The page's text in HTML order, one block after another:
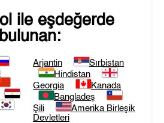
ile eşdeğerde
bulunan:
Arjantin
Sırbistan
Hindistan
Georgia
Kanada
Bangladeş
Şili
Amerika Birleşik
Devletleri